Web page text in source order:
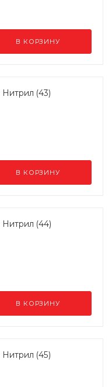
В КОРЗИНУ
(43)
В КОРЗИНУ
Нитрил (44)
В КОРЗИНУ
(45)